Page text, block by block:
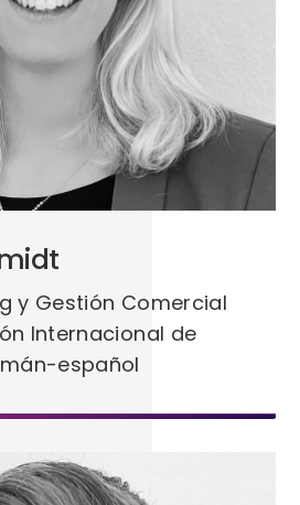
y Gestión Comercial
Internacional de
español